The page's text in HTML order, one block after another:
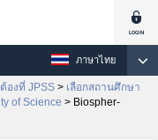
ภาษาไทย
งที่ JPSS > เลือกสถานศึกษา
of Science > Biospher-